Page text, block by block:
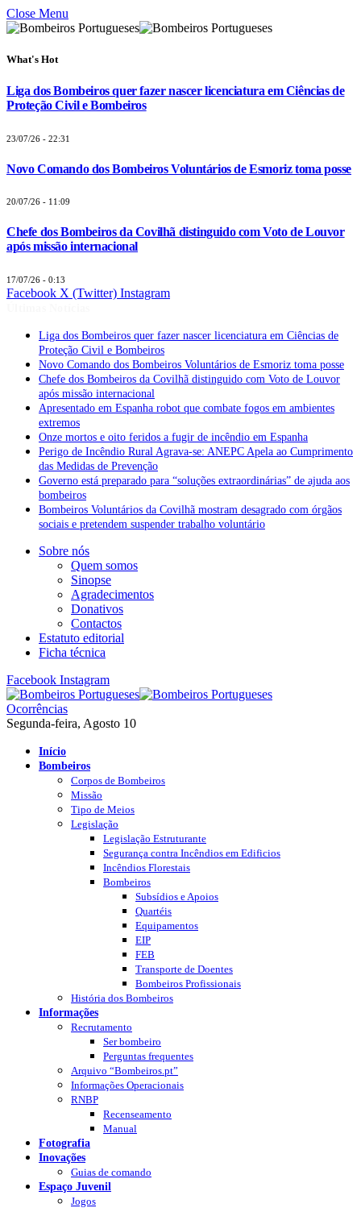
Close Menu
What's Hot
Liga dos Bombeiros quer fazer nascer licenciatura em Ciências de
Proteção Civil e Bombeiros
23/07/26 - 22:31
Novo Comando dos Bombeiros Voluntários de Esmoriz toma posse
20/07/26 - 11:09
Chefe dos Bombeiros da Covilhã distinguido com Voto de Louvor
após missão internacional
17/07/26 - 0:13
Facebook X (Twitter) Instagram
Liga dos Bombeiros quer fazer nascer licenciatura em Ciências de
Proteção Civil e Bombeiros
Novo Comando dos Bombeiros Voluntários de Esmoriz toma posse
Chefe dos Bombeiros da Covilhã distinguido com Voto de Louvor
após missão internacional
Apresentado em Espanha robot que combate fogos em ambientes
extremos
Onze mortos e oito feridos a fugir de incêndio em Espanha
Perigo de Incêndio Rural Agrava-se: ANEPC Apela ao Cumprimento
das Medidas de Prevenção
Governo está preparado para “soluções extraordinárias” de ajuda aos
bombeiros
Bombeiros Voluntários da Covilhã mostram desagrado com órgãos
sociais e pretendem suspender trabalho voluntário
Sobre nós
Quem somos
Sinopse
Agradecimentos
Donativos
Contactos
Estatuto editorial
Ficha técnica
Facebook Instagram
Ocorrências
Segunda-feira, Agosto 10
Início
Bombeiros
Corpos de Bombeiros
Missão
Tipo de Meios
Legislação
Legislação Estruturante
Segurança contra Incêndios em Edificios
Incêndios Florestais
Bombeiros
Subsídios e Apoios
Quartéis
Equipamentos
EIP
FEB
Transporte de Doentes
Bombeiros Profissionais
História dos Bombeiros
Informações
Recrutamento
Ser bombeiro
Perguntas frequentes
Arquivo “Bombeiros.pt”
Informações Operacionais
RNBP
Recenseamento
Manual
Fotografia
Inovações
Guias de comando
Espaço Juvenil
Jogos